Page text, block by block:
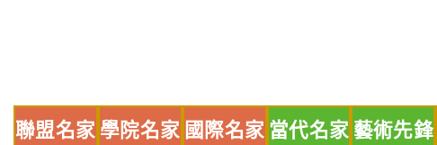
聯盟名家 學院名家 國際名家 當代名家 藝術先鋒